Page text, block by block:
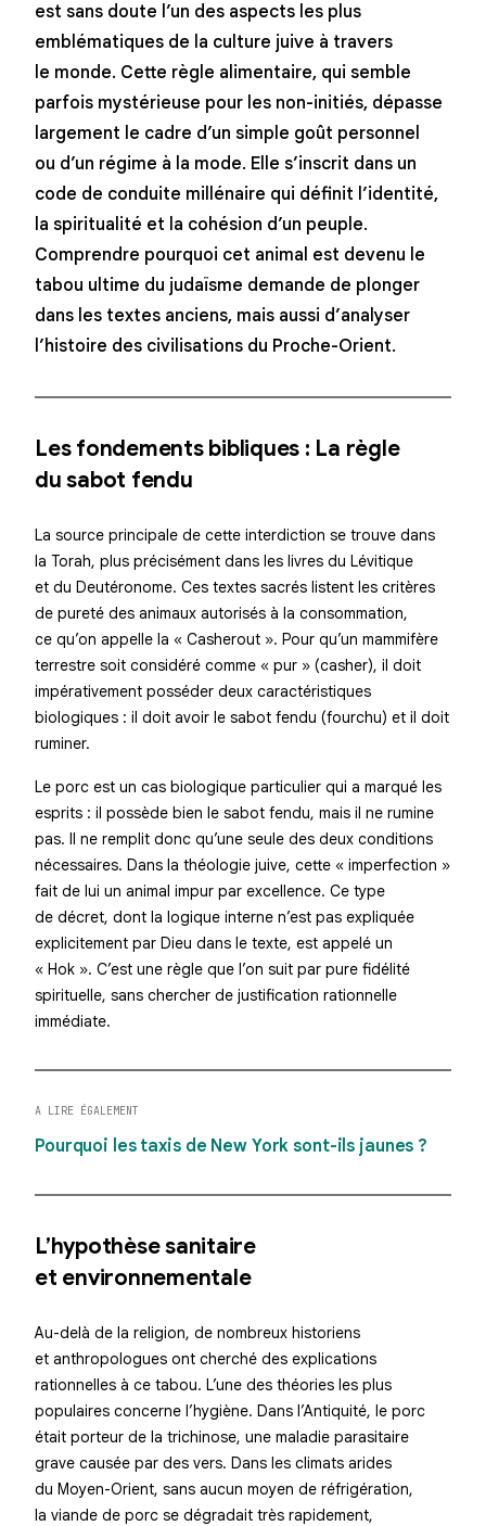
est sans doute l’un des aspects les plus
emblématiques de la culture juive à travers
le monde. Cette règle alimentaire, qui semble
parfois mystérieuse pour les non-initiés, dépasse
largement le cadre d’un simple goût personnel
ou d’un régime à la mode. Elle s’inscrit dans un
code de conduite millénaire qui définit l’identité,
la spiritualité et la cohésion d’un peuple.
Comprendre pourquoi cet animal est devenu le
tabou ultime du judaïsme demande de plonger
dans les textes anciens, mais aussi d’analyser
l’histoire des civilisations du Proche-Orient.
Les fondements bibliques : La règle
du sabot fendu
La source principale de cette interdiction se trouve dans
la Torah, plus précisément dans les livres du Lévitique
et du Deutéronome. Ces textes sacrés listent les critères
de pureté des animaux autorisés à la consommation,
ce qu’on appelle la « Casherout ». Pour qu’un mammifère
terrestre soit considéré comme « pur » (casher), il doit
impérativement posséder deux caractéristiques
biologiques : il doit avoir le sabot fendu (fourchu) et il doit
ruminer.
Le porc est un cas biologique particulier qui a marqué les
esprits : il possède bien le sabot fendu, mais il ne rumine
pas. Il ne remplit donc qu’une seule des deux conditions
nécessaires. Dans la théologie juive, cette « imperfection »
fait de lui un animal impur par excellence. Ce type
de décret, dont la logique interne n’est pas expliquée
explicitement par Dieu dans le texte, est appelé un
« Hok ». C’est une règle que l’on suit par pure fidélité
spirituelle, sans chercher de justification rationnelle
immédiate.
A LIRE ÉGALEMENT
Pourquoi les taxis de New York sont-ils jaunes ?
L’hypothèse sanitaire
et environnementale
Au-delà de la religion, de nombreux historiens
et anthropologues ont cherché des explications
rationnelles à ce tabou. L’une des théories les plus
populaires concerne l’hygiène. Dans l’Antiquité, le porc
était porteur de la trichinose, une maladie parasitaire
grave causée par des vers. Dans les climats arides
du Moyen-Orient, sans aucun moyen de réfrigération,
la viande de porc se dégradait très rapidement,